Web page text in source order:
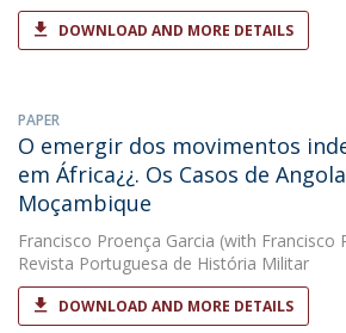
DOWNLOAD AND MORE DETAILS
PAPER
O emergir dos movimentos
em África¿¿. Os Casos de
Moçambique
Francisco Proença Garcia (with Francisco
Revista Portuguesa de História Militar
DOWNLOAD AND MORE DETAILS